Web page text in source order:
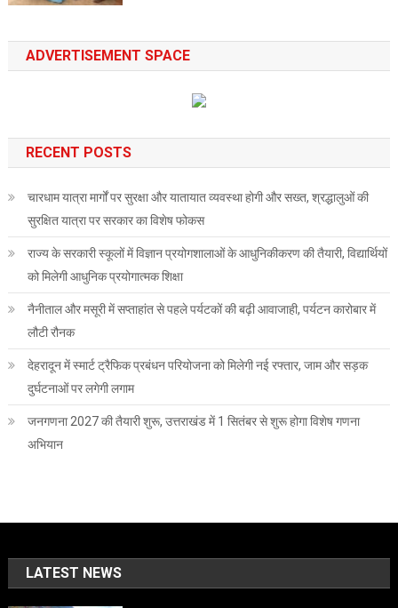
ADVERTISEMENT SPACE
RECENT POSTS
चारधाम यात्रा मार्गों पर सुरक्षा और यातायात व्यवस्था होगी और सख्त, श्रद्धालुओं की
सुरक्षित यात्रा पर सरकार का विशेष फोकस
राज्य के सरकारी स्कूलों में विज्ञान प्रयोगशालाओं के आधुनिकीकरण की तैयारी, विद्यार्थियों
को मिलेगी आधुनिक प्रयोगात्मक शिक्षा
नैनीताल और मसूरी में सप्ताहांत से पहले पर्यटकों की बढ़ी आवाजाही, पर्यटन कारोबार में
लौटी रौनक
देहरादून में स्मार्ट ट्रैफिक प्रबंधन परियोजना को मिलेगी नई रफ्तार, जाम और सड़क
दुर्घटनाओं पर लगेगी लगाम
जनगणना 2027 की तैयारी शुरू, उत्तराखंड में 1 सितंबर से शुरू होगा विशेष गणना
अभियान
LATEST NEWS